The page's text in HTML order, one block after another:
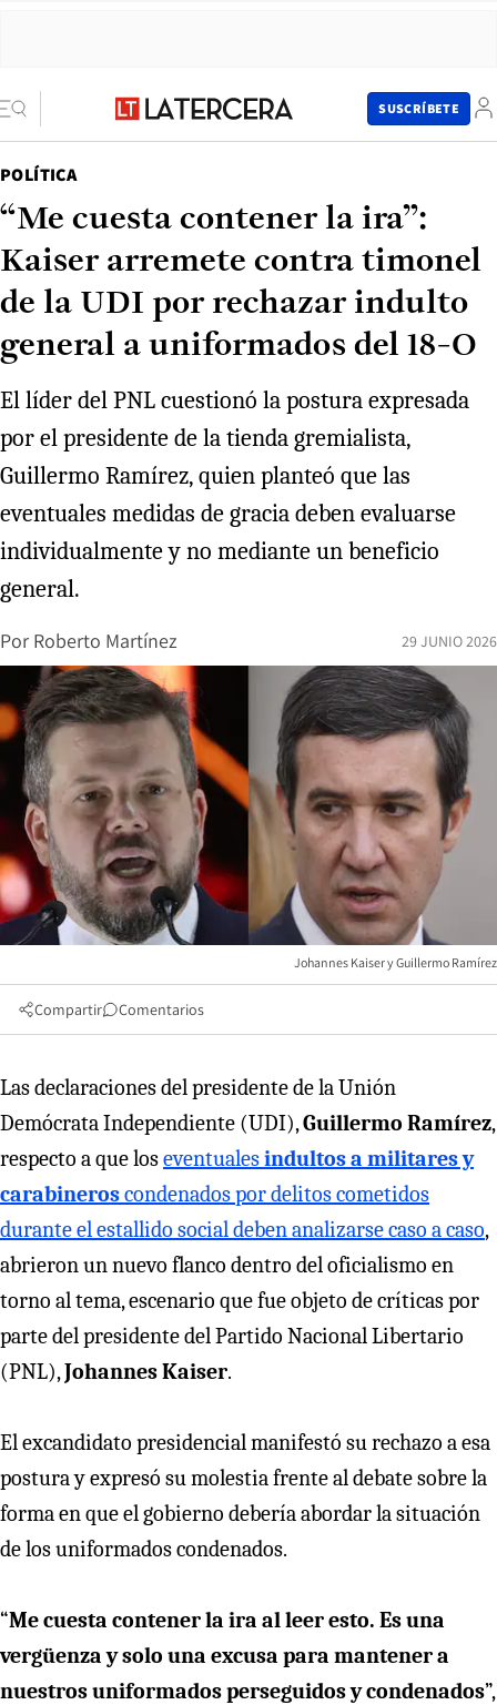
SUSCRÍBETE
POLÍTICA
“Me cuesta contener la ira”:
Kaiser arremete contra timonel
de la UDI por rechazar indulto
general a uniformados del 18-O
El líder del PNL cuestionó la postura expresada
por el presidente de la tienda gremialista,
Guillermo Ramírez, quien planteó que las
eventuales medidas de gracia deben evaluarse
individualmente y no mediante un beneficio
general.
Por Roberto Martínez 29 JUNIO 2026
Johannes Kaiser y Guillermo Ramírez
Compartir Comentarios
Las declaraciones del presidente de la Unión
Demócrata Independiente (UDI),Guillermo Ramírez,
respecto a que loseventualesindultos a militares y
carabineroscondenados por delitos cometidos
durante el estallido social deben analizarse caso a caso,
abrieron un nuevo flanco dentro del oficialismo en
torno al tema, escenario que fue objeto de críticas por
parte del presidente del Partido Nacional Libertario
(PNL),Johannes Kaiser.
El excandidato presidencial manifestó su rechazo a esa
postura y expresó su molestia frente al debate sobre la
forma en que el gobierno debería abordar la situación
de los uniformados condenados.
“Me cuesta contener la ira al leer esto. Es una
vergüenza y solo una excusa para mantener a
nuestros uniformados perseguidos y condenados”,